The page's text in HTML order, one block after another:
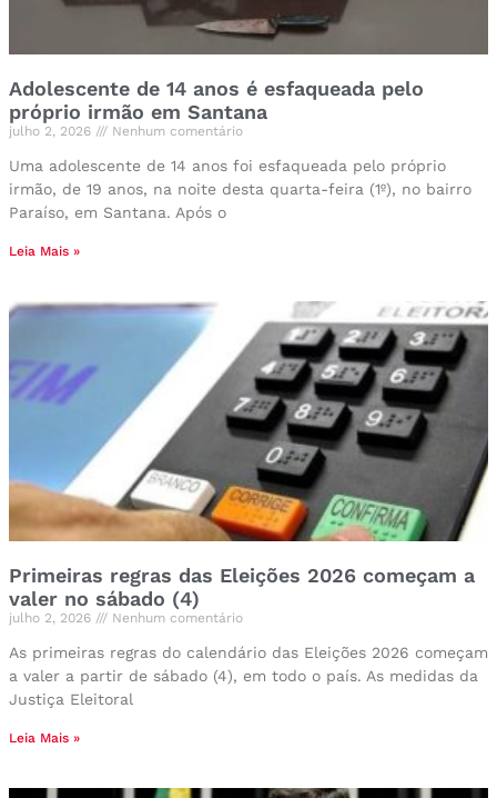
Adolescente de 14 anos é esfaqueada pelo
próprio irmão em Santana
julho 2, 2026 Nenhum comentário
Uma adolescente de 14 anos foi esfaqueada pelo próprio
irmão, de 19 anos, na noite desta quarta-feira (1º), no bairro
Paraíso, em Santana. Após o
Leia Mais »
Primeiras regras das Eleições 2026 começam a
valer no sábado (4)
julho 2, 2026 Nenhum comentário
As primeiras regras do calendário das Eleições 2026 começam
a valer a partir de sábado (4), em todo o país. As medidas da
Justiça Eleitoral
Leia Mais »